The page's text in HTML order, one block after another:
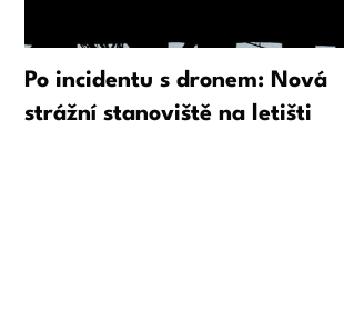
Po incidentu s dronem: Nová
strážní stanoviště na letišti